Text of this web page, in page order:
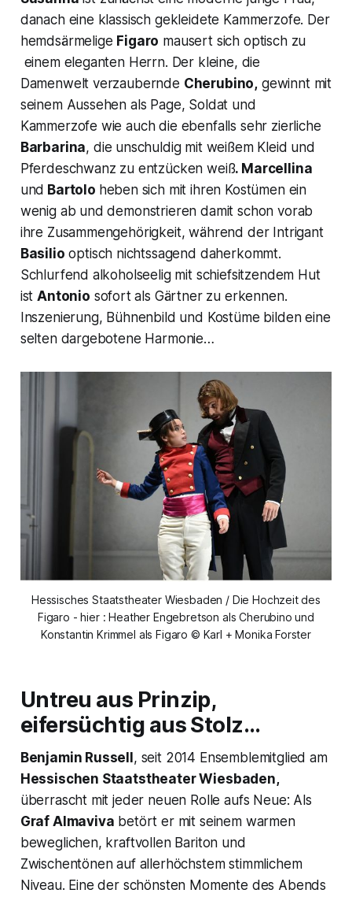
danach eine klassisch gekleidete Kammerzofe. Der
hemdsärmelige Figaro mausert sich optisch zu
einem eleganten Herrn. Der kleine, die
Damenwelt verzaubernde Cherubino, gewinnt mit
seinem Aussehen als Page, Soldat und
Kammerzofe wie auch die ebenfalls sehr zierliche
Barbarina, die unschuldig mit weißem Kleid und
Pferdeschwanz zu entzücken weiß. Marcellina
und Bartolo heben sich mit ihren Kostümen ein
wenig ab und demonstrieren damit schon vorab
ihre Zusammengehörigkeit, während der Intrigant
Basilio optisch nichtssagend daherkommt.
Schlurfend alkoholseelig mit schiefsitzendem Hut
istAntonio sofort als Gärtner zu erkennen.
Inszenierung, Bühnenbild und Kostüme bilden eine
selten dargebotene Harmonie…
Hessisches Staatstheater Wiesbaden / Die Hochzeit des
Figaro - hier : Heather Engebretson als Cherubino und
Konstantin Krimmel als Figaro © Karl + Monika Forster
Untreu aus Prinzip,
eifersüchtig aus Stolz…
Benjamin Russell , seit 2014 Ensemblemitglied am
Hessischen Staatstheater Wiesbaden,
überrascht mit jeder neuen Rolle aufs Neue: Als
Graf Almaviva betört er mit seinem warmen
beweglichen, kraftvollen Bariton und
Zwischentönen auf allerhöchstem stimmlichem
Niveau. Eine der schönsten Momente des Abends